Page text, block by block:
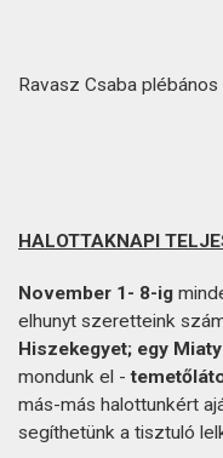
Ravasz Csaba plébános
HALOTTAKNAPI
November 1- 8-ig
elhunyt szeretteink
Hiszekegyet; egy
mondunk el -
más-más halottunkért
segíthetünk a tisztuló